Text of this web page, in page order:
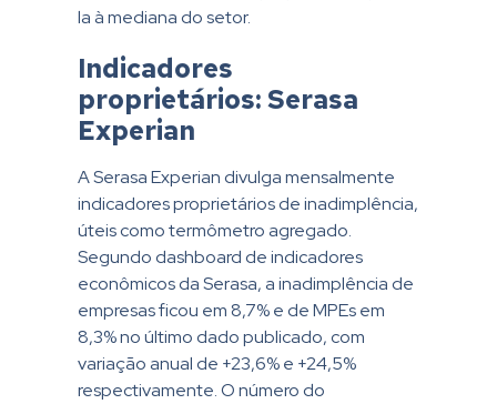
la à mediana do setor.
Indicadores
proprietários: Serasa
Experian
A Serasa Experian divulga mensalmente
indicadores proprietários de inadimplência,
úteis como termômetro agregado.
Segundo dashboard de indicadores
econômicos da Serasa, a inadimplência de
empresas ficou em 8,7% e de MPEs em
8,3% no último dado publicado, com
variação anual de +23,6% e +24,5%
respectivamente. O número do